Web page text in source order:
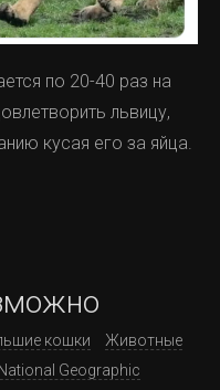
по 20-40 раз на
львицу,
кусая его за яйца.
кошки
Животные
Geographic